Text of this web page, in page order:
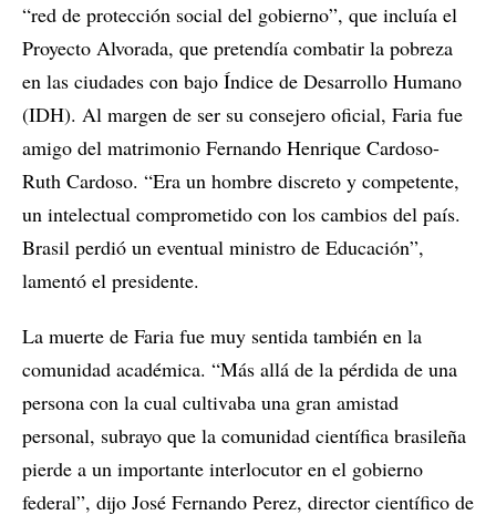
“red de protección social del gobierno”, que incluía el
Proyecto Alvorada, que pretendía combatir la pobreza
en las ciudades con bajo Índice de Desarrollo Humano
(IDH). Al margen de ser su consejero oficial, Faria fue
amigo del matrimonio Fernando Henrique Cardoso-
Ruth Cardoso. “Era un hombre discreto y competente,
un intelectual comprometido con los cambios del país.
Brasil perdió un eventual ministro de Educación”,
lamentó el presidente.
La muerte de Faria fue muy sentida también en la
comunidad académica. “Más allá de la pérdida de una
persona con la cual cultivaba una gran amistad
personal, subrayo que la comunidad científica brasileña
pierde a un importante interlocutor en el gobierno
federal”, dijo José Fernando Perez, director científico de